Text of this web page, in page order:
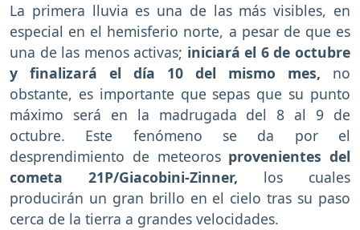
La primera lluvia es una de las más visibles, en
especial en el hemisferio norte, a pesar de que es
una de las menos activas; iniciará el 6 de octubre
y finalizará el día 10 del mismo mes, no
obstante, es importante que sepas que su punto
máximo será en la madrugada del 8 al 9 de
octubre. Este fenómeno se da por el
desprendimiento de meteorosprovenientes del
cometa 21P/Giacobini-Zinner, los cuales
producirán un gran brillo en el cielo tras su paso
cerca de la tierra a grandes velocidades.